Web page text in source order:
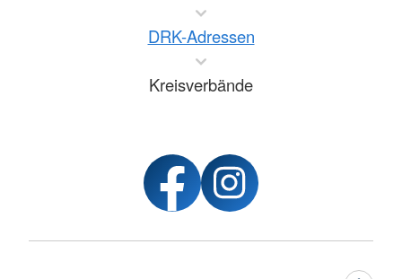
DRK-Adressen
Kreisverbände